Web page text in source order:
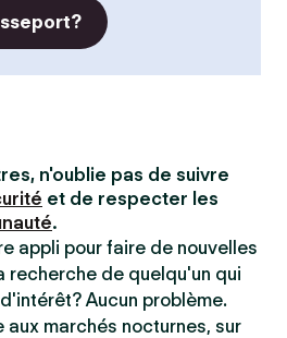
n'oublie pas de suivre
et de respecter les
.
appli pour faire de nouvelles
recherche de quelqu'un qui
Aucun problème.
aux marchés nocturnes, sur